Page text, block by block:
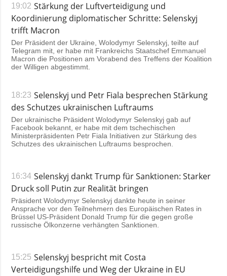
19:02 Stärkung der Luftverteidigung und
Koordinierung diplomatischer Schritte: Selenskyj
trifft Macron
Der Präsident der Ukraine, Wolodymyr Selenskyj, teilte auf
Telegram mit, er habe mit Frankreichs Staatschef Emmanuel
Macron die Positionen am Vorabend des Treffens der Koalition
der Willigen abgestimmt.
18:23 Selenskyj und Petr Fiala besprechen Stärkung
des Schutzes ukrainischen Luftraums
Der ukrainische Präsident Wolodymyr Selenskyj gab auf
Facebook bekannt, er habe mit dem tschechischen
Ministerpräsidenten Petr Fiala Initiativen zur Stärkung des
Schutzes des ukrainischen Luftraums besprochen.
16:34 Selenskyj dankt Trump für Sanktionen: Starker
Druck soll Putin zur Realität bringen
Präsident Wolodymyr Selenskyj dankte heute in seiner
Ansprache vor den Teilnehmern des Europäischen Rates in
Brüssel US-Präsident Donald Trump für die gegen große
russische Ölkonzerne verhängten Sanktionen.
15:25 Selenskyj bespricht mit Costa
Verteidigungshilfe und Weg der Ukraine in EU